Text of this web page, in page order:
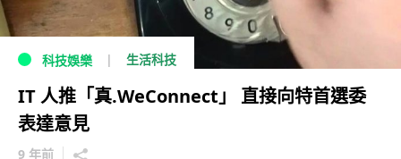
科技娛樂 生活科技
IT 人推「真.WeConnect」 直接向特首選委
表達意見
9 年前